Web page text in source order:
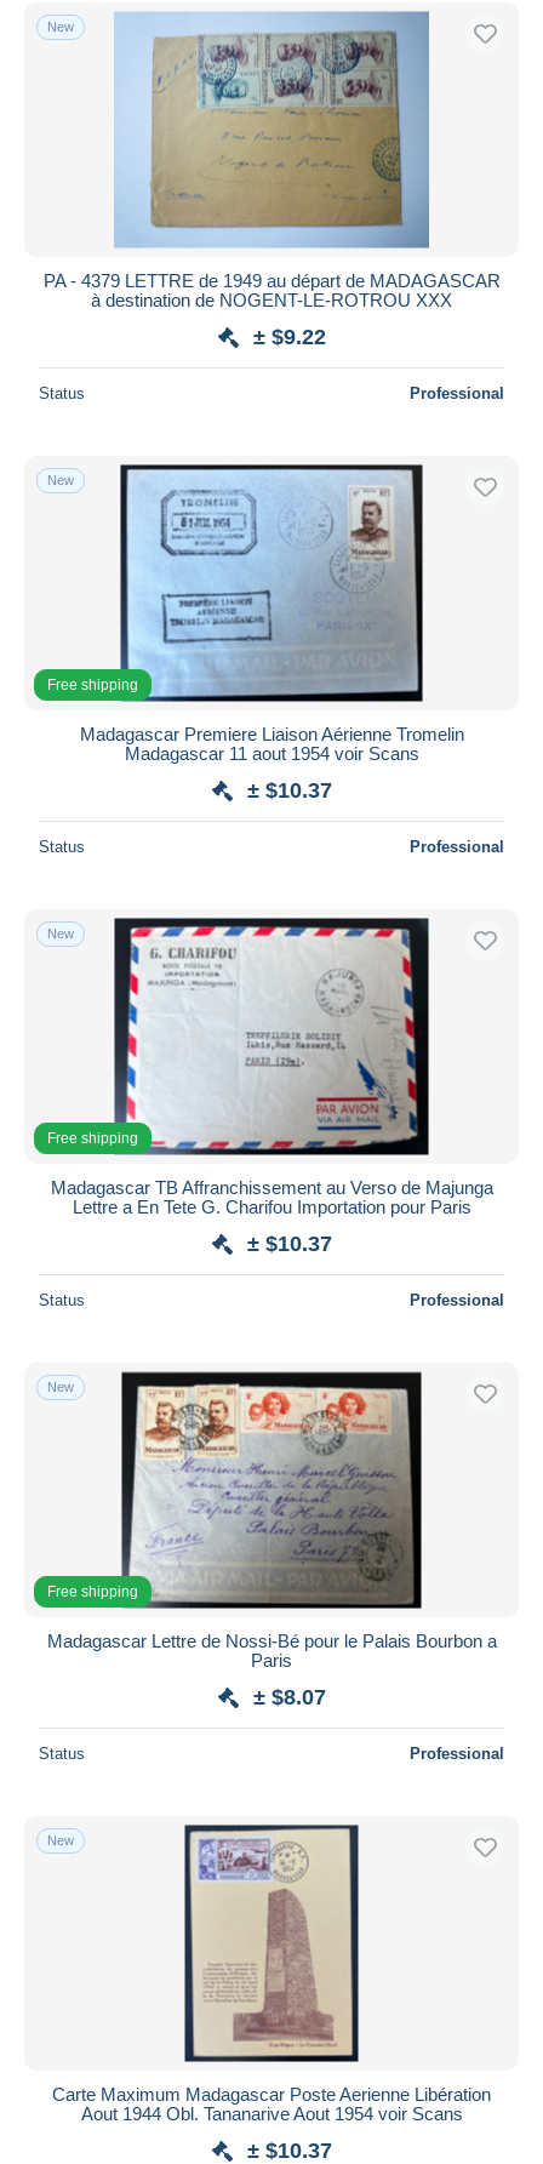
Free shipping
Payment methods
Bank transfer
MasterCard
Maestro
Seller's residence
New
PA - 4379 LETTRE de 1949 au départ de MADAGASCAR
à destination de NOGENT-LE-ROTROU XXX
± $9.22
Status Professional
New
Free shipping
Madagascar Premiere Liaison Aérienne Tromelin
Madagascar 11 aout 1954 voir Scans
± $10.37
Status Professional
New
Free shipping
Madagascar TB Affranchissement au Verso de Majunga
Lettre a En Tete G. Charifou Importation pour Paris
± $10.37
Status Professional
New
Free shipping
Madagascar Lettre de Nossi-Bé pour le Palais Bourbon a
Paris
± $8.07
Status Professional
New
Carte Maximum Madagascar Poste Aerienne Libération
Aout 1944 Obl. Tananarive Aout 1954 voir Scans
± $10.37